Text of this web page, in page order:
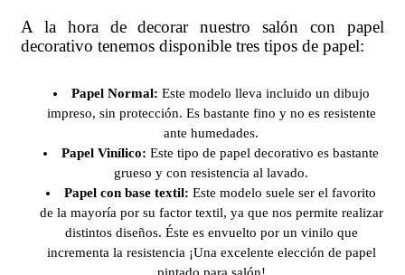
A la hora de decorar nuestro salón con papel
decorativo tenemos disponible tres tipos de papel:
Papel Normal: Este modelo lleva incluido un dibujo
impreso, sin protección. Es bastante fino y no es resistente
ante humedades.
Papel Vinílico: Este tipo de papel decorativo es bastante
grueso y con resistencia al lavado.
Papel con base textil: Este modelo suele ser el favorito
de la mayoría por su factor textil, ya que nos permite realizar
distintos diseños. Éste es envuelto por un vinilo que
incrementa la resistencia ¡Una excelente elección de papel